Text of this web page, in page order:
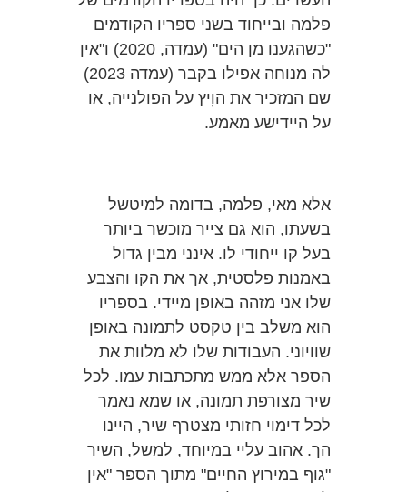
פלמה ובייחוד בשני ספריו הקודמים
"כשהגענו מן הים" (עמדה, 2020) ו"אין
לה מנוחה אפילו בקבר (עמדה 2023)
שם המזכיר את הוִיץ על הפולנייה, או
על היידישע מאמע.
אלא מאי, פלמה, בדומה למיטשל
בשעתו, הוא גם צייר מוכשר ביותר
בעל קו ייחודי לו. אינני מבין גדול
באמנות פלסטית, אך את הקו והצבע
שלו אני מזהה באופן מיידי. בספריו
הוא משלב בין טקסט לתמונה באופן
שוויוני. העבודות שלו לא מלוות את
הספר אלא ממש מתכתבות עמו. לכל
שיר מצורפת תמונה, או שמא נאמר
לכל דימוי חזותי מצטרף שיר, היינו
הך. אהוב עליי במיוחד, למשל, השיר
"גוף במירוץ החיים" מתוך הספר "אין